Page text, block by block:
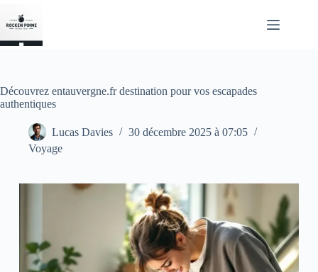
contenu
Découvrez entauvergne.fr destination pour vos escapades
authentiques
Lucas Davies
30 décembre 2025 à 07:05
Voyage